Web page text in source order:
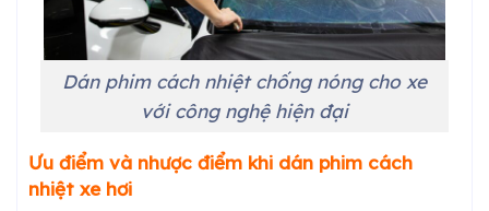
Dán phim cách nhiệt chống nóng cho xe
với công nghệ hiện đại
Ưu điểm và nhược điểm khi dán phim cách
nhiệt xe hơi